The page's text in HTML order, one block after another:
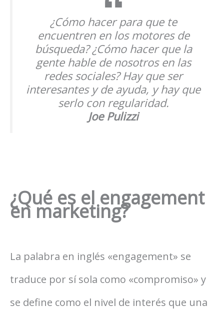
¿Cómo hacer para que te
encuentren en los motores de
búsqueda? ¿Cómo hacer que la
gente hable de nosotros en las
redes sociales? Hay que ser
interesantes y de ayuda, y hay que
serlo con regularidad.
Joe Pulizzi
¿Qué es el engagement
en marketing?
La palabra en inglés «engagement» se
traduce por sí sola como «compromiso» y
se define como el nivel de interés que una